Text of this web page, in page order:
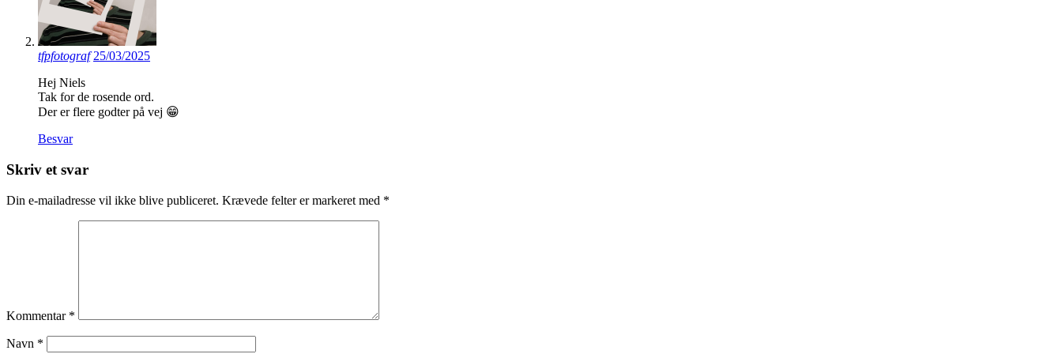
tfpfotograf 25/03/2025
Hej Niels
Tak for de rosende ord.
Der er flere godter på vej 😁
Besvar
Skriv et svar
Din e-mailadresse vil ikke blive publiceret. Krævede felter er markeret med *
Kommentar *
Navn *